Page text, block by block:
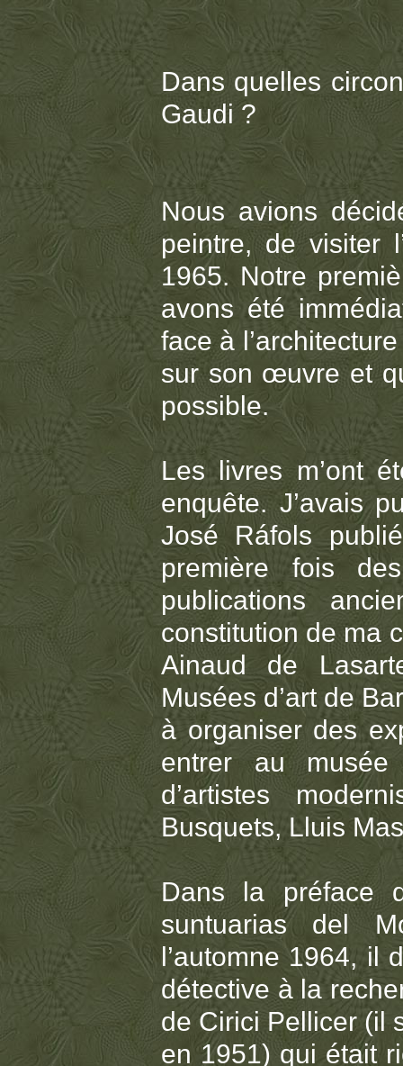
Dans quelles
Gaudi ?
Nous avions
peintre, de visiter
1965. Notre
avons été
face à
sur son œuvre et
possible.
Les livres m’ont
enquête. J’avais
José Ráfols
première fois
publications
constitution de ma
Ainaud de
Musées d’art de
à organiser des
entrer au musée
d’artistes
Busquets, Lluis
Dans la préface
suntuarias del
l’automne 1964, il
détective à la
de Cirici Pellicer (il
en 1951) qui était